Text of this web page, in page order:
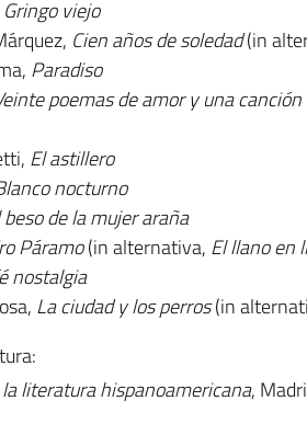
Gringo viejo
Cienaños de soledad(in
Paradiso
poemas de amor y una
El astillero
nocturno
beso de la mujer araña
Páramo(in alternativa, El llano en
nostalgia
La ciudad y los perros(in
literatura hispanoamericana,